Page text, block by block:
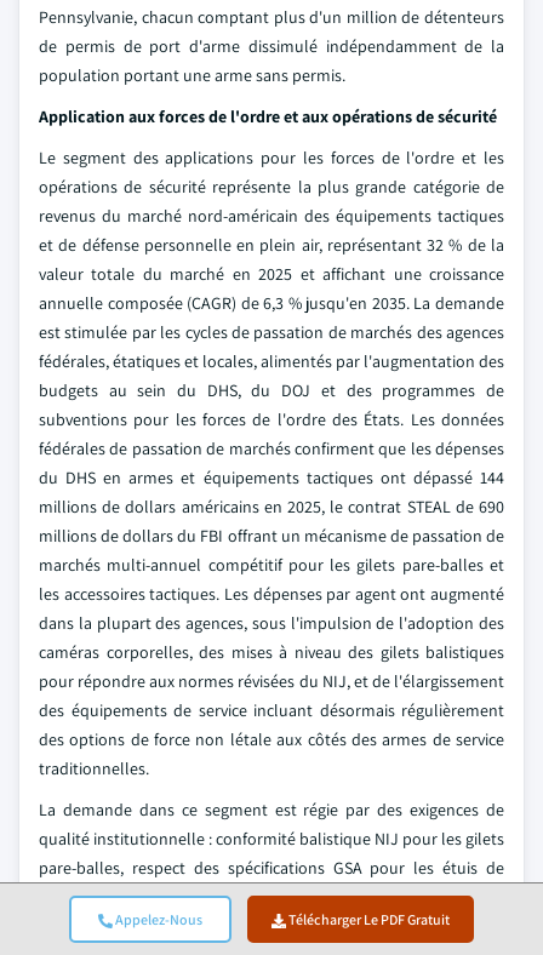
Appelez-Nous Télécharger Le PDF Gratuit
Pennsylvanie, chacun comptant plus d'un million de détenteurs
de permis de port d'arme dissimulé indépendamment de la
population portant une arme sans permis.
Application aux forces de l'ordre et aux opérations de sécurité
Le segment des applications pour les forces de l'ordre et les
opérations de sécurité représente la plus grande catégorie de
revenus du marché nord-américain des équipements tactiques
et de défense personnelle en plein air, représentant 32 % de la
valeur totale du marché en 2025 et affichant une croissance
annuelle composée (CAGR) de 6,3 % jusqu'en 2035. La demande
est stimulée par les cycles de passation de marchés des agences
fédérales, étatiques et locales, alimentés par l'augmentation des
budgets au sein du DHS, du DOJ et des programmes de
subventions pour les forces de l'ordre des États. Les données
fédérales de passation de marchés confirment que les dépenses
du DHS en armes et équipements tactiques ont dépassé 144
millions de dollars américains en 2025, le contrat STEAL de 690
millions de dollars du FBI offrant un mécanisme de passation de
marchés multi-annuel compétitif pour les gilets pare-balles et
les accessoires tactiques. Les dépenses par agent ont augmenté
dans la plupart des agences, sous l'impulsion de l'adoption des
caméras corporelles, des mises à niveau des gilets balistiques
pour répondre aux normes révisées du NIJ, et de l'élargissement
des équipements de service incluant désormais régulièrement
des options de force non létale aux côtés des armes de service
traditionnelles.
La demande dans ce segment est régie par des exigences de
qualité institutionnelle : conformité balistique NIJ pour les gilets
pare-balles, respect des spécifications GSA pour les étuis de
service, et certification ANSI/ISEA pour les accessoires de
protection, créant des coûts de changement élevés et des